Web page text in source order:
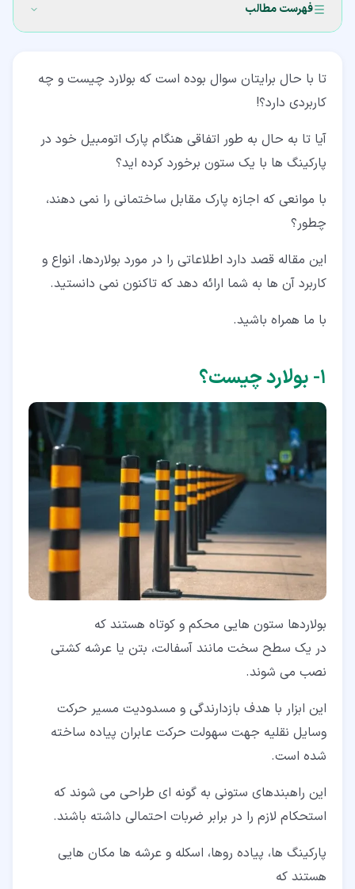
فهرست مطالب
۲‏-‏۲‏- بولارد اتوماتیک
۲‏-‏۴‏- بولارد روشنایی
تا با حال برایتان سوال بوده است که بولارد چیست و چه
کاربردی دارد؟!
آیا تا به حال به طور اتفاقی هنگام پارک اتومبیل خود در
پارکینگ ها با یک ستون برخورد کرده اید؟
با موانعی که اجازه پارک مقابل ساختمانی را نمی دهند،
چطور؟
این مقاله قصد دارد اطلاعاتی را در مورد بولاردها، انواع و
کاربرد آن ها به شما ارائه دهد که تاکنون نمی دانستید.
با ما همراه باشید.
۱‏- بولارد چیست؟
بولاردها ستون هایی محکم و کوتاه هستند که
در یک سطح سخت مانند آسفالت، بتن یا عرشه کشتی
نصب می شوند.
این ابزار با هدف بازدارندگی و مسدودیت مسیر حرکت
وسایل نقلیه جهت سهولت حرکت عابران پیاده ساخته
شده است.
این راهبندهای ستونی به گونه ای طراحی می شوند که
استحکام لازم را در برابر ضربات احتمالی داشته باشند.
پارکینگ ها، پیاده روها، اسکله و عرشه ها مکان هایی
هستند که